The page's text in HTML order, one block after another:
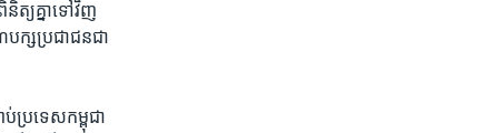
ត្យ​គ្នា​ទៅ​វិញ​
ស​ប្រជាជន​ជា​
ប្រទេស​កម្ពុជា​